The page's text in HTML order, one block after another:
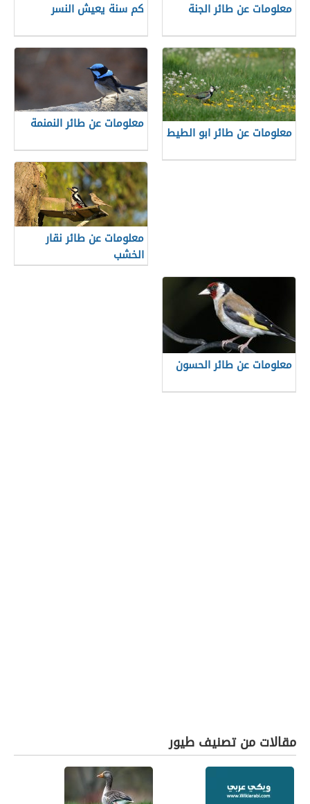
معلومات عن طائر الجنة كم سنة يعيش النسر
معلومات عن طائر ابو الطيط معلومات عن طائر النمنمة
معلومات عن طائر نقار
الخشب
معلومات عن طائر الحسون
مقالات من تصنيف طيور